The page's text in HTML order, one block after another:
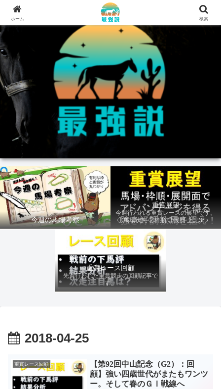
今週の馬場考察
重賞展望
今週行われる重賞レースの展望です。
①馬場状態 ②枠順 ③展開 上記3つの
ファクターから有利にレースを運べる
馬を導き、追い切りの動きを加味して
最終評価を下します。
重賞レース回顧
先週行われた重賞競走の回顧記事で
す。
2018-04-25
重賞レース回顧
【第92回中山記念（G2）：回
顧】強い四歳世代がまたもワンツ
ー。そして春のＧⅠ戦線へ
ホーム 検索